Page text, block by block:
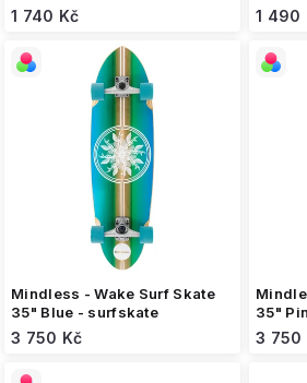
1 740 Kč 1 490
Mindless - Wake Surf Skate
35" Blue - surfskate
3 750 Kč
35"
3 750